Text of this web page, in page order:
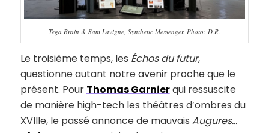
Tega Brain & Sam Lavigne, Synthetic Messenger. Photo: D.R.
Le troisième temps, les Échos du futur,
questionne autant notre avenir proche que le
présent. Pour Thomas Garnierqui ressuscite
de manière high-tech les théâtres d’ombres du
XVIIIe, le passé annonce de mauvais Augures…